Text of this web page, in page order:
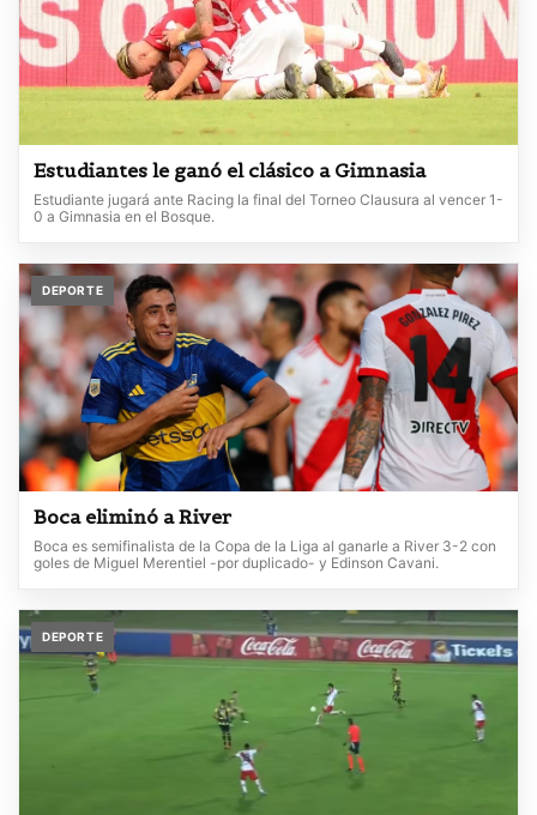
Estudiantes le ganó el clásico a Gimnasia
Estudiante jugará ante Racing la final del Torneo Clausura al vencer 1-
0 a Gimnasia en el Bosque.
DEPORTE
Boca eliminó a River
Boca es semifinalista de la Copa de la Liga al ganarle a River 3-2 con
goles de Miguel Merentiel -por duplicado- y Edinson Cavani.
DEPORTE